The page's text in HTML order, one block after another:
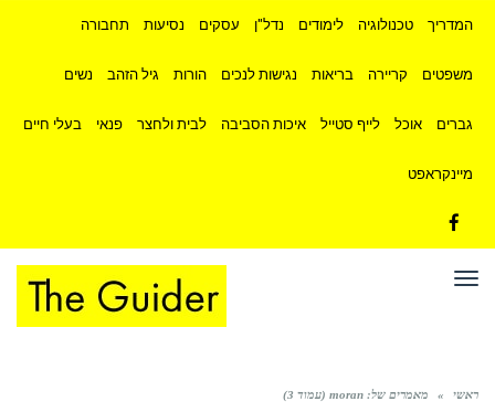
המדריך טכנולוגיה לימודים נדל"ן עסקים נסיעות תחבורה
משפטים קריירה בריאות נגישות לנכים הורות גיל הזהב נשים
גברים אוכל לייף סטייל איכות הסביבה לבית ולחצר פנאי בעלי חיים
מיינקראפט
Facebook
תפריט
ראשי » מאמרים של: moran (עמוד 3)